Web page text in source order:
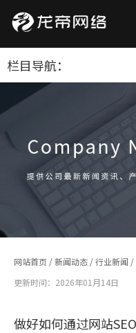
栏目导航：
网站首页 /新闻动态 /行业新闻 /
更新时间：2026年01月14日
做好如何通过网站